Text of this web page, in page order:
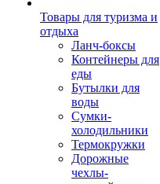
Товары для туризма и
отдыха
Ланч-боксы
Контейнеры для
еды
Бутылки для
воды
Сумки-
холодильники
Термокружки
Дорожные
чехлы-